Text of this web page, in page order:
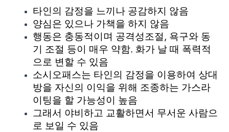
타인의 감정을 느끼나 공감하지 않음
양심은 있으나 가책을 하지 않음
행동은 충동적이며 공격성조절, 욕구와 동
기 조절 등이 매우 약함. 화가 날 때 폭력적
으로 변할 수 있음
소시오패스는 타인의 감정을 이용하여 상대
방을 자신의 이익을 위해 조종하는 가스라
이팅을 할 가능성이 높음
그래서 야비하고 교활하면서 무서운 사람으
로 보일 수 있음